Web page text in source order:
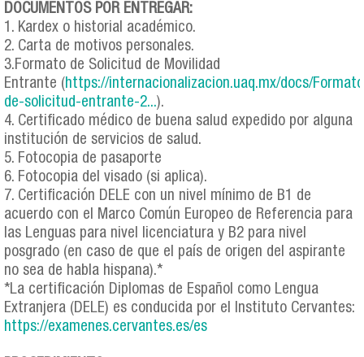
DOCUMENTOS POR ENTREGAR:
1. Kardex o historial académico.
2. Carta de motivos personales.
3.Formato de Solicitud de Movilidad
Entrante (https://internacionalizacion.uaq.mx/docs/
de-solicitud-entrante-2...).
4. Certificado médico de buena salud expedido por alguna
institución de servicios de salud.
5. Fotocopia de pasaporte
6. Fotocopia del visado (si aplica).
7. Certificación DELE con un nivel mínimo de B1 de
acuerdo con el Marco Común Europeo de Referencia para
las Lenguas para nivel licenciatura y B2 para nivel
posgrado (en caso de que el país de origen del aspirante
no sea de habla hispana).*
*La certificación Diplomas de Español como Lengua
Extranjera (DELE) es conducida por el Instituto Cervantes:
https://examenes.cervantes.es/es